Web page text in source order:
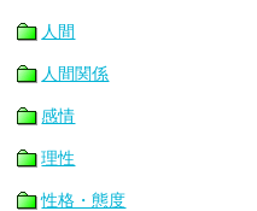
人間
人間関係
感情
理性
性格・態度